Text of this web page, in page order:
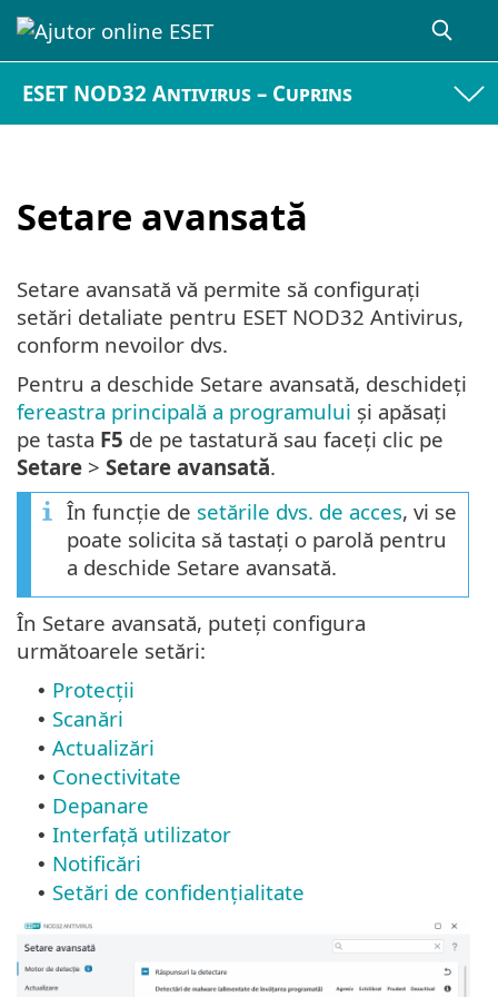
ESET NOD32 Antivirus – Cuprins
Setare avansată
Setare avansată vă permite să configurați
setări detaliate pentru ESET NOD32 Antivirus,
conform nevoilor dvs.
Pentru a deschide Setare avansată, deschideți
fereastra principală a programului și apăsați
pe tasta F5 de pe tastatură sau faceți clic pe
Setare > Setare avansată.
În funcție de setările dvs. de acces, vi se
poate solicita să tastați o parolă pentru
a deschide Setare avansată.
În Setare avansată, puteți configura
următoarele setări:
• Protecții
• Scanări
• Actualizări
• Conectivitate
• Depanare
• Interfață utilizator
• Notificări
• Setări de confidențialitate